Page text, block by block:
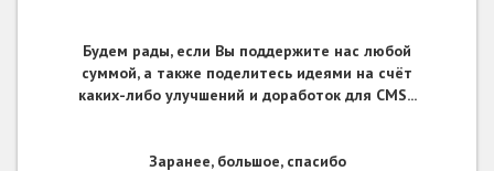
Будем рады, если Вы поддержите нас любой
суммой, а также поделитесь идеями на счёт
каких-либо улучшений и доработок для CMS...
Заранее, большое, спасибо